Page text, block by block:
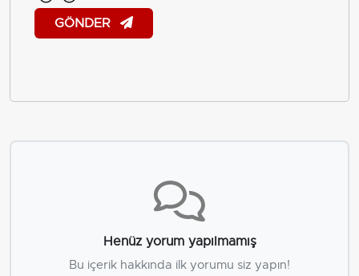
GÖNDER
Henüz yorum yapılmamış
Bu içerik hakkında ilk yorumu siz yapın!